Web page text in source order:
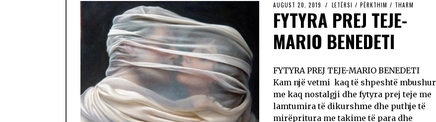
AUGUST 20, 2019 LETËRSI / PËRKTHIM / THARM
FYTYRA PREJ TEJE-
MARIO BENEDETI
FYTYRA PREJ TEJE-MARIO BENEDETI
Kam një vetmi kaq të shpeshtë mbushur
me kaq nostalgji dhe fytyra prej teje me
lamtumira të dikurshme dhe puthje të
mirëpritura me takime të para dhe